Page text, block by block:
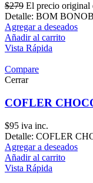
$279 El precio original
Detalle: BOM
Agregar a deseados
Añadir al carrito
Vista Rápida
Compare
Cerrar
COFLER
$95 iva inc.
Detalle: COFLER
Agregar a deseados
Añadir al carrito
Vista Rápida